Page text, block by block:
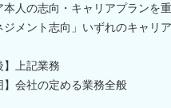
人の志向・キャリアプランを
メント志向」いずれのキャリ
】上記業務
】会社の定める業務全般